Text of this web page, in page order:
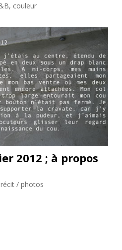
couleur
2012 ; à propos
/ photos